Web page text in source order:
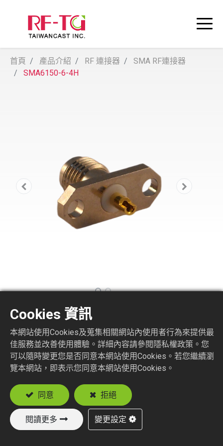
首頁 產品介紹 RF 連接器
SMA RF連接器
SMA6150-6-4H
SMA6150-6-4H
SMA STR. JACK
4 HOLE PANEL FLANGE RECEPTACLE
加入詢價車
Cookies 資訊
本網站使用Cookies及蒐集相關網站內使用者行為來提供最
佳服務並改善使用體驗。詳細內容請參閱隱私權政策。您
可以隨時變更您是否同意本網站使用Cookies。若您繼續瀏
覽本網站，即表示您同意本網站使用Cookies。
同意 拒絕
閱讀更多 變更設定